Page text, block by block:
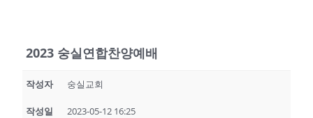
2023 숭실연합찬양예배
작성자 숭실교회
작성일 2023-05-12 16:25